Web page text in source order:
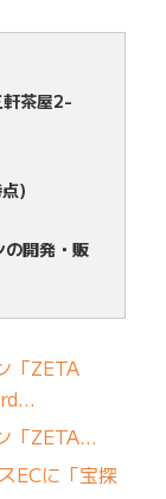
茶屋2-
)
開発・販
「ZETA
「ZETA…
ECに「宝探